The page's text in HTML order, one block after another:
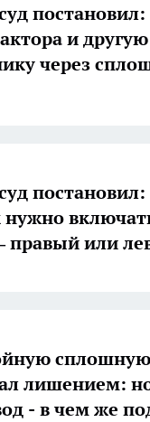
и другую
через
правый или
лишением:
- в чем же